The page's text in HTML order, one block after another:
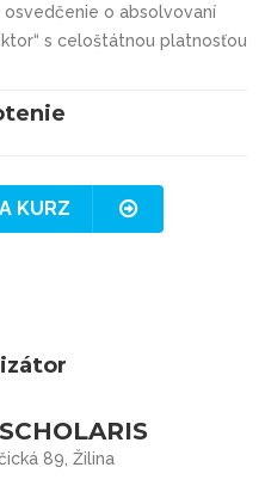
o absolvovaní
s celoštátnou platnosťou
KURZ
89, Žilina